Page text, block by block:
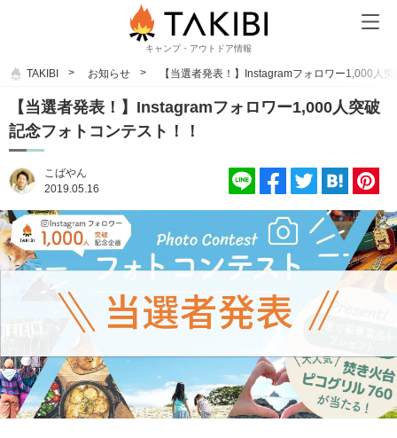
キャンプ・アウトドア情報
TAKIBI お知らせ 【当選者発表！】Instagramフォロワー1,000人
【当選者発表！】Instagramフォロワー1,000人突破
記念フォトコンテスト！！
こばやん
2019.05.16